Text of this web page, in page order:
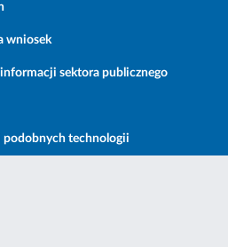
wniosek
sektora publicznego
podobnych technologii